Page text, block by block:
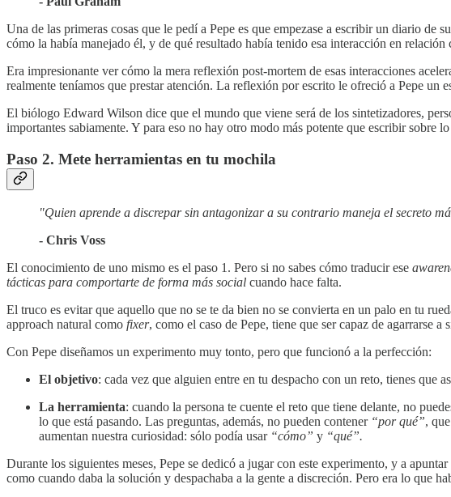
Una de las primeras cosas que le pedí a Pepe es que empezase a escribir un diario
cómo la había manejado él, y de qué resultado había tenido esa interacción en relación
Era impresionante ver cómo la mera reflexión post-mortem de esas interacciones
realmente teníamos que prestar atención. La reflexión por escrito le ofreció a Pepe
El biólogo Edward Wilson dice que el mundo que viene será de los sintetizadores,
importantes sabiamente. Y para eso no hay otro modo más potente que escribir sobre lo
Paso 2. Mete herramientas en tu mochila
"Quien aprende a discrepar sin antagonizar a su contrario maneja el secreto
- Chris Voss
El conocimiento de uno mismo es el paso 1. Pero si no sabes cómo traducir ese
tácticas para comportarte de forma más social cuando hace falta.
El truco es evitar que aquello que no se te da bien no se convierta en un palo en tu
approach natural como fixer, como el caso de Pepe, tiene que ser capaz de agarrarse a
Con Pepe diseñamos un experimento muy tonto, pero que funcionó a la perfección:
El objetivo: cada vez que alguien entre en tu despacho con un reto, tienes que
La herramienta: cuando la persona te cuente el reto que tiene delante, no
lo que está pasando. Las preguntas, además, no pueden contener “por qué”,
aumentan nuestra curiosidad: sólo podía usar “cómo” y “qué”.
Durante los siguientes meses, Pepe se dedicó a jugar con este experimento, y a
como cuando daba la solución y despachaba a la gente a discreción. Pero era lo que